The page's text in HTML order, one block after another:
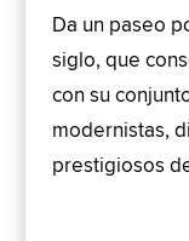
Da un paseo
siglo, que
con su
modernistas,
prestigiosos